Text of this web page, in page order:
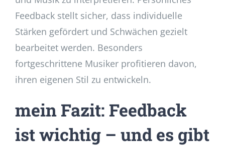
Feedback stellt sicher, dass individuelle
Stärken gefördert und Schwächen gezielt
bearbeitet werden. Besonders
fortgeschrittene Musiker profitieren davon,
ihren eigenen Stil zu entwickeln.
mein Fazit: Feedback
ist wichtig – und es gibt